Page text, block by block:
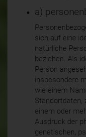
a)
sich auf eine
natürliche
beziehen. Als
Person
insbesondere
wie einem
Standortdaten,
einem oder
Ausdruck der
genetischen,